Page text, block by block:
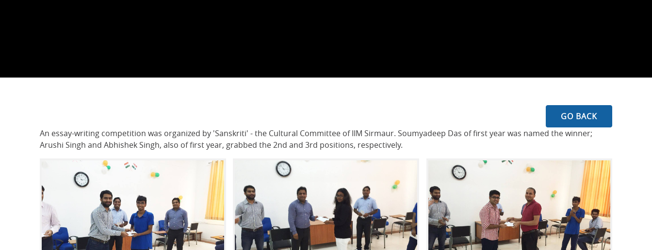
GO BACK
An essay-writing competition was organized by 'Sanskriti' - the Cultural Committee of IIM Sirmaur. Soumyadeep Das of first year was named the winner;
Arushi Singh and Abhishek Singh, also of first year, grabbed the 2nd and 3rd positions, respectively.